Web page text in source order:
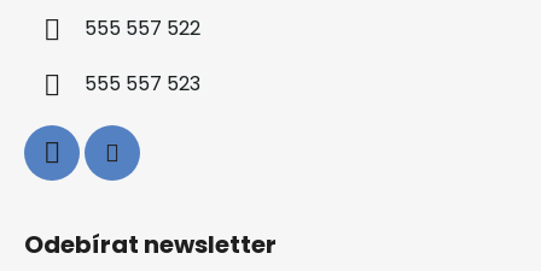
555 557 522
555 557 523
Odebírat newsletter